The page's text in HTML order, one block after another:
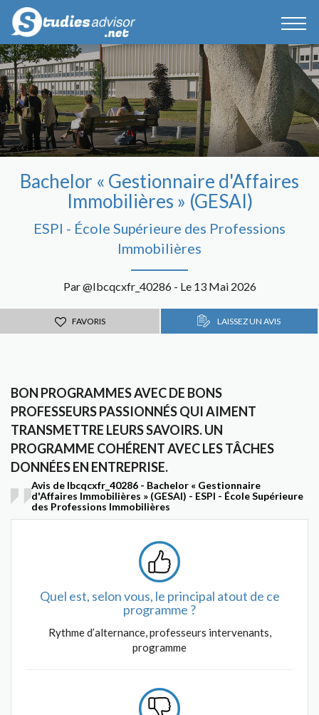
Bachelor « Gestionnaire d'Affaires
Immobilières » (GESAI)
ESPI - École Supérieure des Professions
Immobilières
Par @Ibcqcxfr_40286 - Le 13 Mai 2026
FAVORIS LAISSEZ UN AVIS
BON PROGRAMMES AVEC DE BONS
PROFESSEURS PASSIONNÉS QUI AIMENT
TRANSMETTRE LEURS SAVOIRS. UN
PROGRAMME COHÉRENT AVEC LES TÂCHES
DONNÉES EN ENTREPRISE.
Avis de Ibcqcxfr_40286 - Bachelor « Gestionnaire
d'Affaires Immobilières » (GESAI) - ESPI - École Supérieure
des Professions Immobilières
Quel est, selon vous, le principal atout de ce
programme ?
Rythme d’alternance, professeurs intervenants,
programme